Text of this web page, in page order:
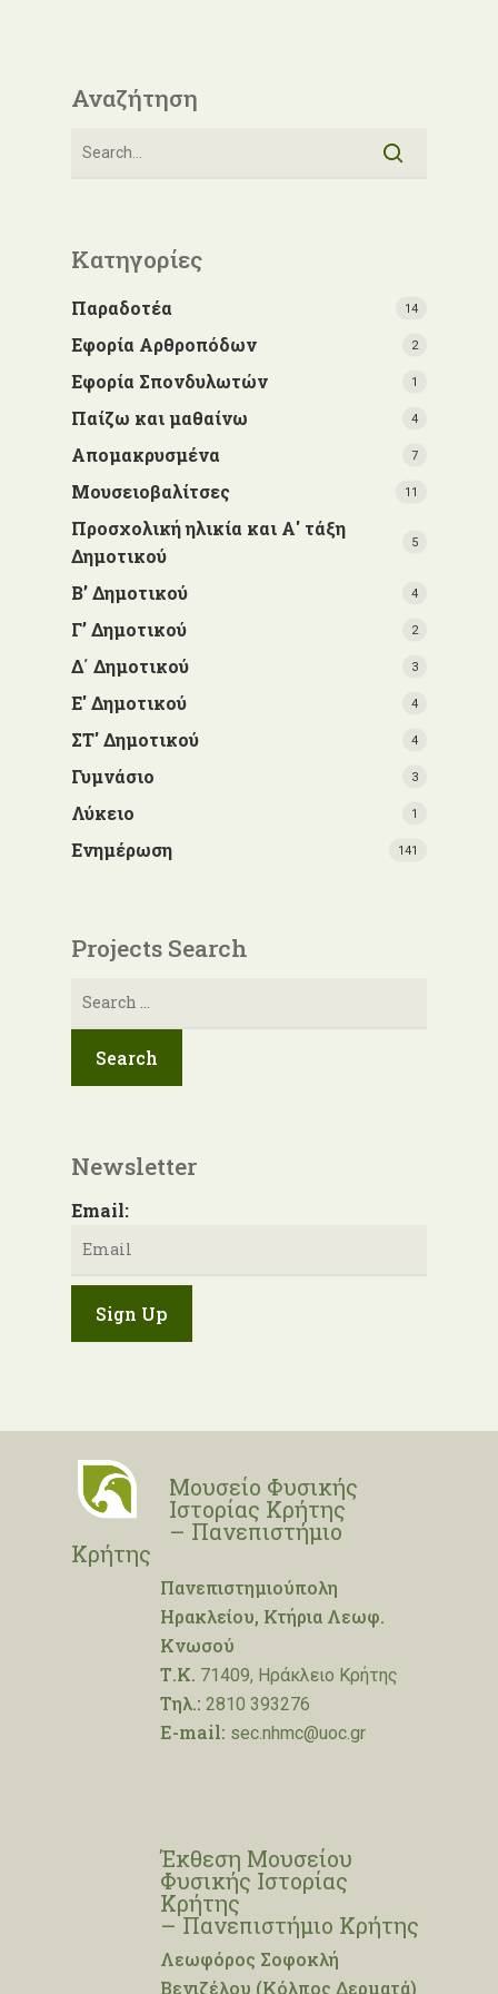
Αναζήτηση
Κατηγορίες
Παραδοτέα 14
Εφορία Αρθροπόδων 2
Εφορία Σπονδυλωτών 1
Παίζω και μαθαίνω 4
Απομακρυσμένα 7
Μουσειοβαλίτσες 11
Προσχολική ηλικία και Α' τάξη
Δημοτικού
5
Β’ Δημοτικού 4
Γ’ Δημοτικού 2
Δ΄ Δημοτικού 3
Ε' Δημοτικού 4
ΣΤ' Δημοτικού 4
Γυμνάσιο 3
Λύκειο 1
Ενημέρωση 141
Projects Search
Αναζήτηση
Newsletter
Email:
Μουσείο Φυσικής
Ιστορίας Κρήτης
– Πανεπιστήμιο
Κρήτης
Πανεπιστημιούπολη
Ηρακλείου, Κτήρια Λεωφ.
Κνωσού
Τ.Κ. 71409, Ηράκλειο Κρήτης
Τηλ.: 2810 393276
E-mail: sec.nhmc@uoc.gr
Έκθεση Μουσείου
Φυσικής Ιστορίας
Κρήτης
– Πανεπιστήμιο Κρήτης
Λεωφόρος Σοφοκλή
Βενιζέλου (Κόλπος Δερματά)